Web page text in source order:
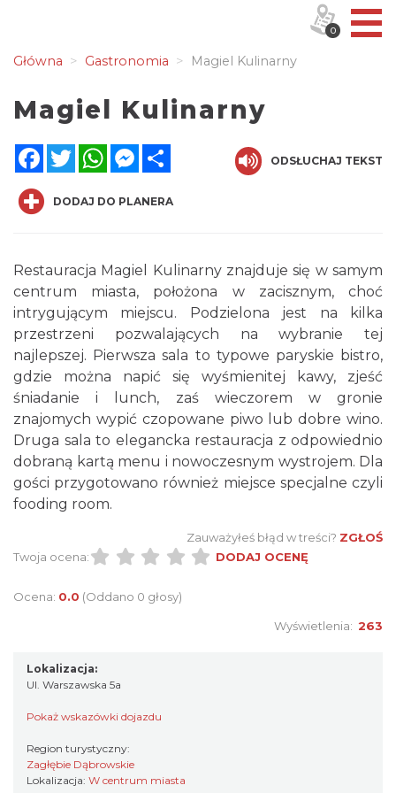
Główna Gastronomia Magiel Kulinarny
Magiel Kulinarny
FacebookTwitterWhatsAppMessenger
ODSŁUCHAJ TEKST
DODAJ DO PLANERA
Restauracja Magiel Kulinarny znajduje się w samym
centrum miasta, położona w zacisznym, choć
intrygującym miejscu. Podzielona jest na kilka
przestrzeni pozwalających na wybranie tej
najlepszej. Pierwsza sala to typowe paryskie bistro,
gdzie można napić się wyśmienitej kawy, zjeść
śniadanie i lunch, zaś wieczorem w gronie
znajomych wypić czopowane piwo lub dobre wino.
Druga sala to elegancka restauracja z odpowiednio
dobraną kartą menu i nowoczesnym wystrojem. Dla
gości przygotowano również miejsce specjalne czyli
fooding room.
Zauważyłeś błąd w treści? ZGŁOŚ
Twoja ocena:
DODAJ OCENĘ
Ocena: 0.0 (Oddano 0 głosy)
Wyświetlenia: 263
Lokalizacja:
Ul. Warszawska 5a
Pokaż wskazówki dojazdu
Region turystyczny:
Zagłębie Dąbrowskie
Lokalizacja: W centrum miasta
0